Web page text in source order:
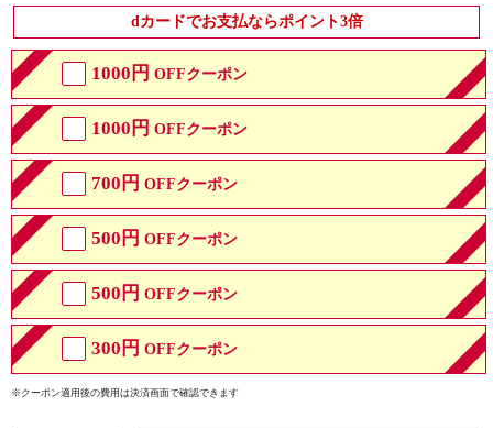
dカードでお支払ならポイント3倍
1000円 OFFクーポン
1000円 OFFクーポン
700円 OFFクーポン
500円 OFFクーポン
500円 OFFクーポン
300円 OFFクーポン
※クーポン適用後の費用は決済画面で確認できます